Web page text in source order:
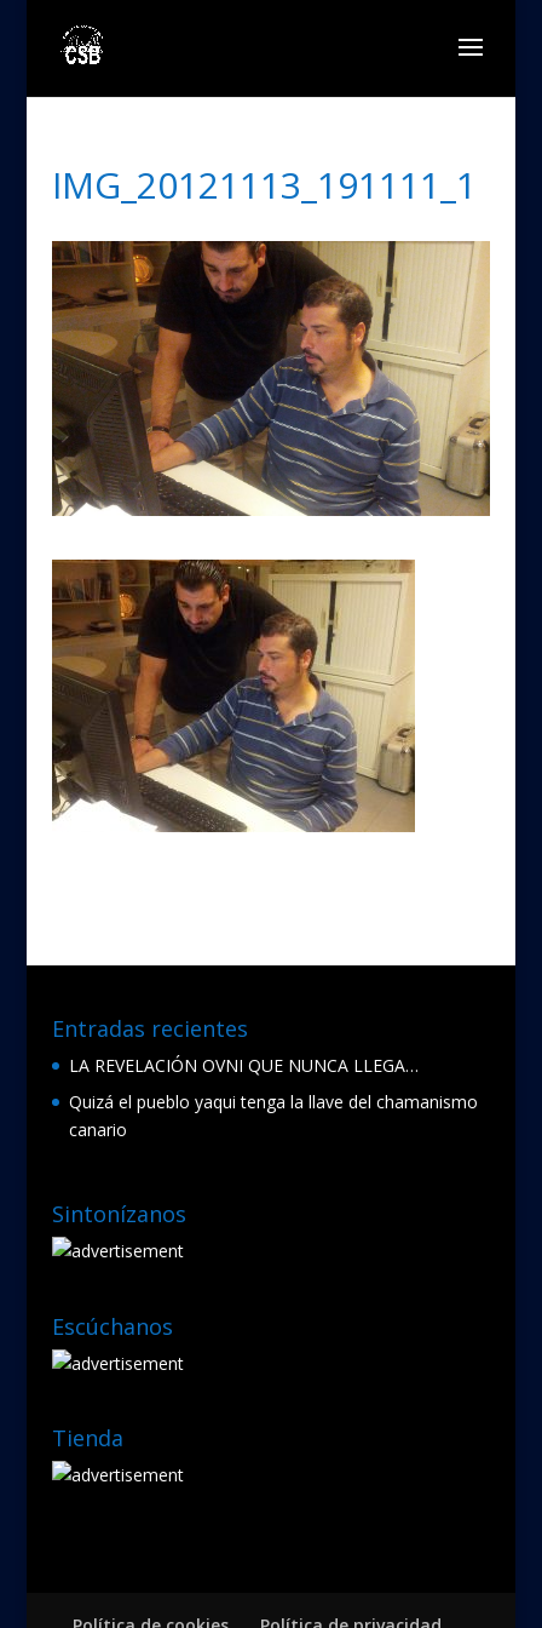
IMG_20121113_191111_1
Entradas recientes
LA REVELACIÓN OVNI QUE NUNCA LLEGA…
Quizá el pueblo yaqui tenga la llave del chamanismo
canario
Sintonízanos
Escúchanos
Tienda